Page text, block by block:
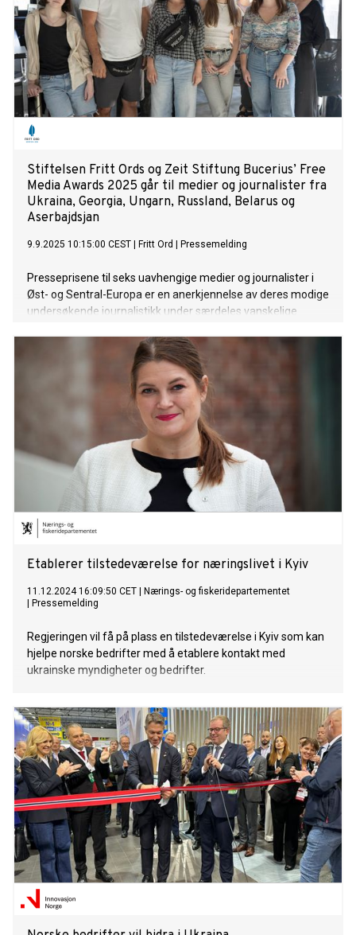
Stiftelsen Fritt Ords og Zeit Stiftung Bucerius’ Free
Media Awards 2025 går til medier og journalister fra
Ukraina, Georgia, Ungarn, Russland, Belarus og
Aserbajdsjan
9.9.2025 10:15:00 CEST Fritt Ord Pressemelding
Presseprisene til seks uavhengige medier og journalister i
Øst- og Sentral-Europa er en anerkjennelse av deres modige
undersøkende journalistikk under særdeles vanskelige
øker i omfang, og to av årets prisvinnere har nylig blitt dømt
til flere år i fengsel på grunn av sitt journalistiske arbeid.
Flere av årets prisvinnere har laget ekstraordinære
dokumentarfilmer i kort og langt format som har nådd et
stort publikum.
Etablerer tilstedeværelse for næringslivet i Kyiv
11.12.2024 16:09:50 CET
Nærings- og fiskeridepartementet
Pressemelding
Regjeringen vil få på plass en tilstedeværelse i Kyiv som kan
hjelpe norske bedrifter med å etablere kontakt med
ukrainske myndigheter og bedrifter.